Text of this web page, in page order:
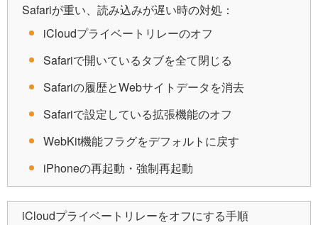
Safariが重い、読み込みが遅い時の対処：
iCloudプライベートリレーのオフ
Safariで開いているタブを全て閉じる
Safariの履歴とWebサイトデータを消去
Safariで設定している拡張機能のオフ
WebKit機能フラグをデフォルトに戻す
iPhoneの再起動・強制再起動
iCloudプライベートリレーをオフにする手順